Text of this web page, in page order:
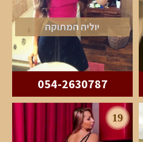
יוליה המתוקה
054-2630787
19